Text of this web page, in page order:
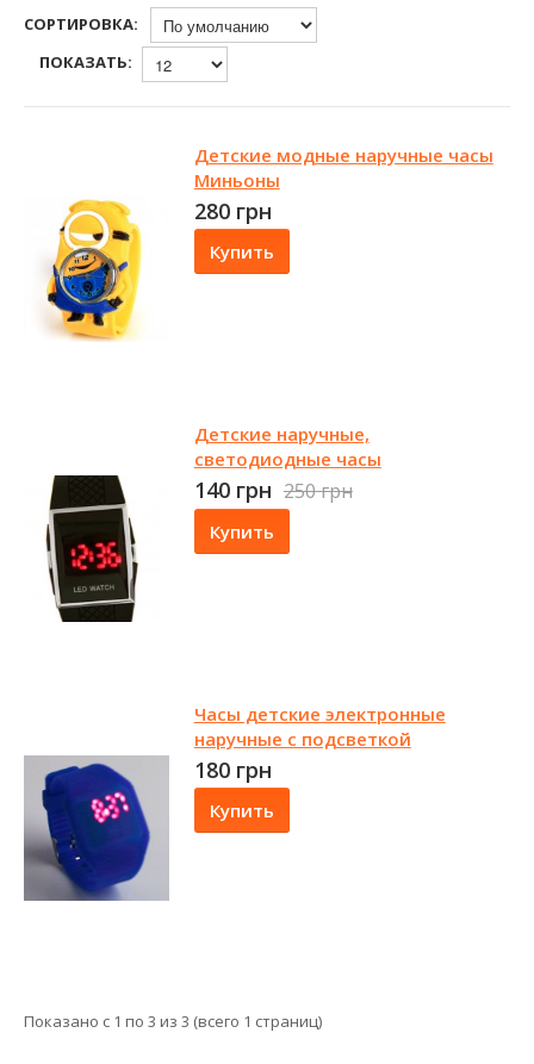
СОРТИРОВКА:
ПОКАЗАТЬ:
Детские модные наручные часы
Миньоны
280 грн
Купить
Детские наручные,
светодиодные часы
140 грн 250 грн
Купить
Часы детские электронные
наручные с подсветкой
180 грн
Купить
Показано с 1 по 3 из 3 (всего 1 страниц)